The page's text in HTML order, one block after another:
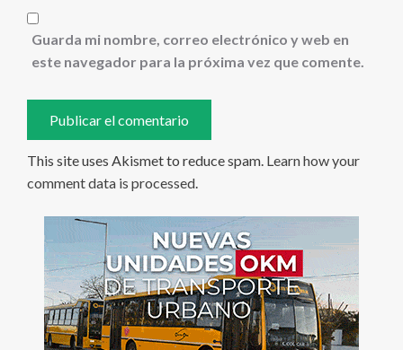
Guarda mi nombre, correo electrónico y web en
este navegador para la próxima vez que comente.
This site uses Akismet to reduce spam. Learn how your
comment data is processed.